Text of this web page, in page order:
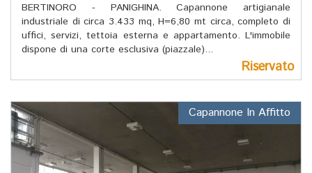
BERTINORO - PANIGHINA. Capannone artigianale
industriale di circa 3.433 mq, H=6,80 mt circa, completo di
uffici, servizi, tettoia esterna e appartamento. L'immobile
dispone di una corte esclusiva (piazzale)...
Riservato
Capannone In Affitto